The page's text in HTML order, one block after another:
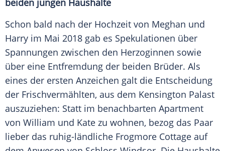
beiden jungen Haushalte
Schon bald nach der Hochzeit von Meghan und
Harry im Mai 2018 gab es Spekulationen über
Spannungen zwischen den Herzoginnen sowie
über eine Entfremdung der beiden Brüder. Als
eines der ersten Anzeichen galt die Entscheidung
der Frischvermählten, aus dem Kensington Palast
auszuziehen: Statt im benachbarten Apartment
von William und Kate zu wohnen, bezog das Paar
lieber das ruhig-ländliche Frogmore Cottage auf